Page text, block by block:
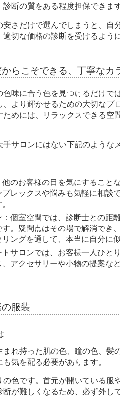
断の質をある程度担保できます
さだけで選んでしまうと、
切な価格の診断を受けるよう
らこそできる、丁寧なカ
味に合う色を見つけるだけで
より輝かせるための大切なプ
めには、リラックスできる空
サロンにはない下記のような
のお客様の目を気にすること
レックスや悩みも気軽に相談
個室空間では、診断士との距
。疑問点はその場で解消でき
ングを通して、本当に自分に
サロンでは、お客様一人ひと
アクセサリーや小物の提案な
服装
れ持った肌の色、瞳の色、
気を配る必要があります。
色です。首元が開いている
が難しくなるため、必ず外